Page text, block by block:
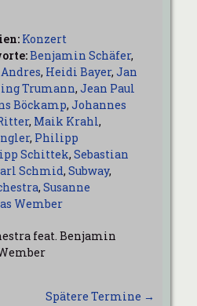
Konzert
Benjamin Schäfer,
, Heidi Bayer, Jan
Trumann, Jean Paul
Böckamp, Johannes
, Maik Krahl,
, Philipp
Schittek, Sebastian
Schmid, Subway,
, Susanne
Wember
feat. Benjamin
Spätere Termine →